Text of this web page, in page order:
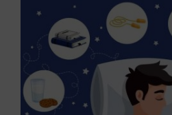
поліції в четвер, 6 серпня,
"На Бориспільщині троє